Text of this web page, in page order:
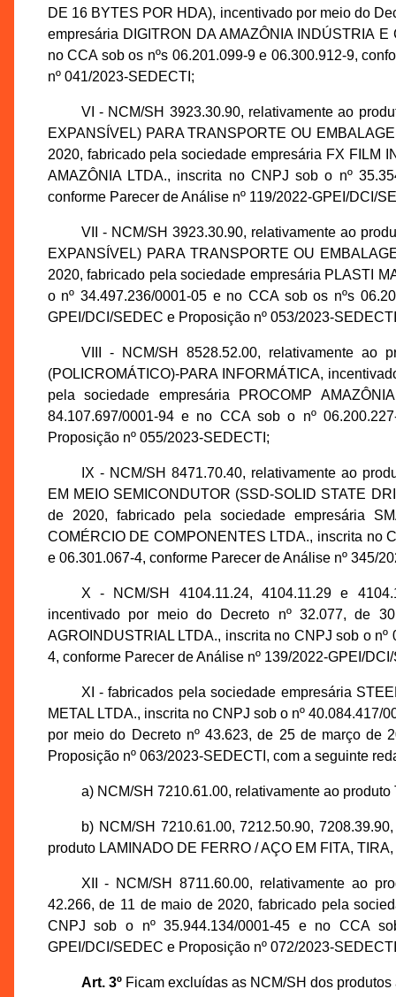
DE 16 BYTES POR HDA), incentivado por meio do
empresária DIGITRON DA AMAZÔNIA INDÚSTRIA
no CCA sob os nºs 06.201.099-9 e 06.300.912-9,
nº 041/2023-SEDECTI;
VI - NCM/SH 3923.30.90, relativamente ao
EXPANSÍVEL) PARA TRANSPORTE OU
2020, fabricado pela sociedade empresária FX FILM
AMAZÔNIA LTDA., inscrita no CNPJ sob o nº
conforme Parecer de Análise nº 119/2022-GPEI/DCI/
VII - NCM/SH 3923.30.90, relativamente ao
EXPANSÍVEL) PARA TRANSPORTE OU
2020, fabricado pela sociedade empresária PLASTI
o nº 34.497.236/0001-05 e no CCA sob os nºs
GPEI/DCI/SEDEC e Proposição nº 053/2023-
VIII - NCM/SH 8528.52.00, relativamente ao
(POLICROMÁTICO)-PARA INFORMÁTICA,
pela sociedade empresária PROCOMP
84.107.697/0001-94 e no CCA sob o nº
Proposição nº 055/2023-SEDECTI;
IX - NCM/SH 8471.70.40, relativamente ao
EM MEIO SEMICONDUTOR (SSD-SOLID STATE
de 2020, fabricado pela sociedade empresária
COMÉRCIO DE COMPONENTES LTDA., inscrita no
e 06.301.067-4, conforme Parecer de Análise nº 345/
X - NCM/SH 4104.11.24, 4104.11.29 e
incentivado por meio do Decreto nº 32.077, de
AGROINDUSTRIAL LTDA., inscrita no CNPJ sob o
4, conforme Parecer de Análise nº 139/2022-GPEI/
XI - fabricados pela sociedade empresária
METAL LTDA., inscrita no CNPJ sob o nº 40.084.417/
por meio do Decreto nº 43.623, de 25 de março de
Proposição nº 063/2023-SEDECTI, com a seguinte
a) NCM/SH 7210.61.00, relativamente ao
b) NCM/SH 7210.61.00, 7212.50.90,
produto LAMINADO DE FERRO / AÇO EM FITA,
XII - NCM/SH 8711.60.00, relativamente ao
42.266, de 11 de maio de 2020, fabricado pela
CNPJ sob o nº 35.944.134/0001-45 e no CCA
GPEI/DCI/SEDEC e Proposição nº 072/2023-
Art. 3ºFicam excluídas as NCM/SH dos